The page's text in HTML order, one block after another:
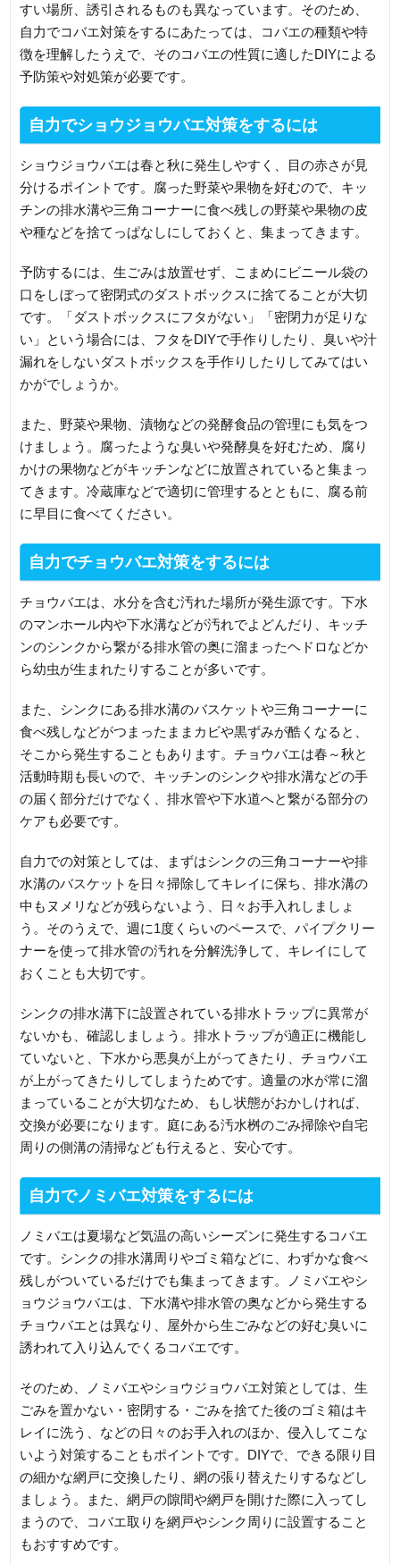
すい場所、誘引されるものも異なっています。そのため、
自力でコバエ対策をするにあたっては、コバエの種類や特
徴を理解したうえで、そのコバエの性質に適したDIYによる
予防策や対処策が必要です。
自力でショウジョウバエ対策をするには
ショウジョウバエは春と秋に発生しやすく、目の赤さが見
分けるポイントです。腐った野菜や果物を好むので、キッ
チンの排水溝や三角コーナーに食べ残しの野菜や果物の皮
や種などを捨てっぱなしにしておくと、集まってきます。
予防するには、生ごみは放置せず、こまめにビニール袋の
口をしぼって密閉式のダストボックスに捨てることが大切
です。「ダストボックスにフタがない」「密閉力が足りな
い」という場合には、フタをDIYで手作りしたり、臭いや汁
漏れをしないダストボックスを手作りしたりしてみてはい
かがでしょうか。
また、野菜や果物、漬物などの発酵食品の管理にも気をつ
けましょう。腐ったような臭いや発酵臭を好むため、腐り
かけの果物などがキッチンなどに放置されていると集まっ
てきます。冷蔵庫などで適切に管理するとともに、腐る前
に早目に食べてください。
自力でチョウバエ対策をするには
チョウバエは、水分を含む汚れた場所が発生源です。下水
のマンホール内や下水溝などが汚れでよどんだり、キッチ
ンのシンクから繋がる排水管の奥に溜まったヘドロなどか
ら幼虫が生まれたりすることが多いです。
また、シンクにある排水溝のバスケットや三角コーナーに
食べ残しなどがつまったままカビや黒ずみが酷くなると、
そこから発生することもあります。チョウバエは春～秋と
活動時期も長いので、キッチンのシンクや排水溝などの手
の届く部分だけでなく、排水管や下水道へと繋がる部分の
ケアも必要です。
自力での対策としては、まずはシンクの三角コーナーや排
水溝のバスケットを日々掃除してキレイに保ち、排水溝の
中もヌメリなどが残らないよう、日々お手入れしましょ
う。そのうえで、週に1度くらいのペースで、パイプクリー
ナーを使って排水管の汚れを分解洗浄して、キレイにして
おくことも大切です。
シンクの排水溝下に設置されている排水トラップに異常が
ないかも、確認しましょう。排水トラップが適正に機能し
ていないと、下水から悪臭が上がってきたり、チョウバエ
が上がってきたりしてしまうためです。適量の水が常に溜
まっていることが大切なため、もし状態がおかしければ、
交換が必要になります。庭にある汚水桝のごみ掃除や自宅
周りの側溝の清掃なども行えると、安心です。
自力でノミバエ対策をするには
ノミバエは夏場など気温の高いシーズンに発生するコバエ
です。シンクの排水溝周りやゴミ箱などに、わずかな食べ
残しがついているだけでも集まってきます。ノミバエやシ
ョウジョウバエは、下水溝や排水管の奥などから発生する
チョウバエとは異なり、屋外から生ごみなどの好む臭いに
誘われて入り込んでくるコバエです。
そのため、ノミバエやショウジョウバエ対策としては、生
ごみを置かない・密閉する・ごみを捨てた後のゴミ箱はキ
レイに洗う、などの日々のお手入れのほか、侵入してこな
いよう対策することもポイントです。DIYで、できる限り目
の細かな網戸に交換したり、網の張り替えたりするなどし
ましょう。また、網戸の隙間や網戸を開けた際に入ってし
まうので、コバエ取りを網戸やシンク周りに設置すること
もおすすめです。